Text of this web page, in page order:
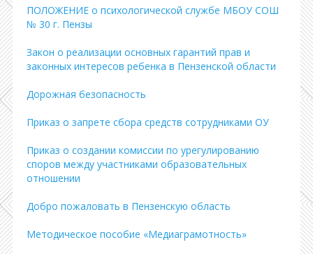
ПОЛОЖЕНИЕ о психологической службе МБОУ СОШ
№ 30 г. Пензы
Закон о реализации основных гарантий прав и
законных интересов ребенка в Пензенской области
Дорожная безопасность
Приказ о запрете сбора средств сотрудниками ОУ
Приказ о создании комиссии по урегулированию
споров между участниками образовательных
отношении
Добро пожаловать в Пензенскую область
Методическое пособие «Медиаграмотность»